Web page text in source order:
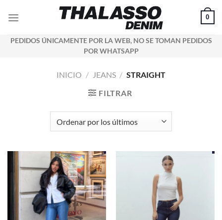
0
PEDIDOS ÚNICAMENTE POR LA WEB, NO SE TOMAN PEDIDOS
POR WHATSAPP
INICIO / JEANS / STRAIGHT
FILTRAR